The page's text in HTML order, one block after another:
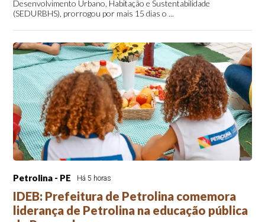
Desenvolvimento Urbano, Habitação e Sustentabilidade
(SEDURBHS), prorrogou por mais 15 dias o ...
Petrolina - PE Há 5 horas
IDEB: Prefeitura de Petrolina comemora
liderança de Petrolina na educação pública